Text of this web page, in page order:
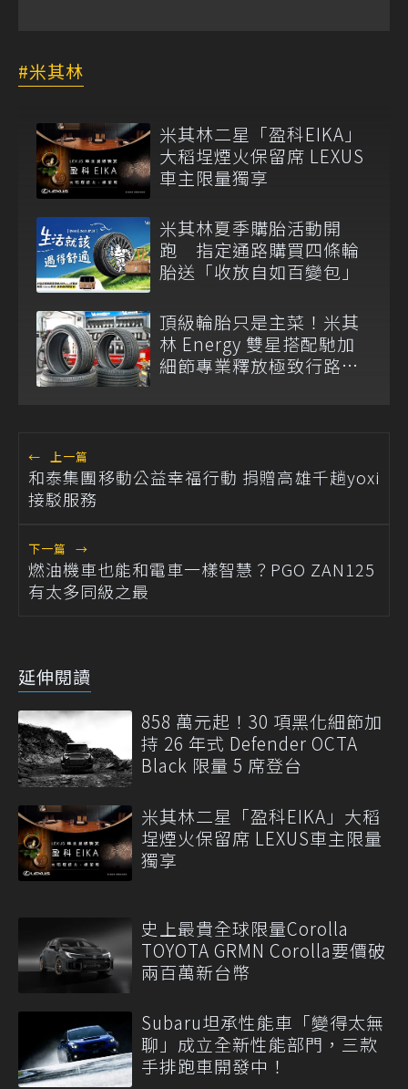
米其林
米其林二星「盈科EIKA」
大稻埕煙火保留席 LEXUS
車主限量獨享
米其林夏季購胎活動開
跑 指定通路購買四條輪
胎送「收放自如百變包」
頂級輪胎只是主菜！米其
林 Energy 雙星搭配馳加
細節專業釋放極致行路質
← 上一篇
和泰集團移動公益幸福行動 捐贈高雄千趟yoxi
接駁服務
下一篇 →
燃油機車也能和電車一樣智慧？PGO ZAN125
有太多同級之最
延伸閱讀
858 萬元起！30 項黑化細節加
持 26 年式 Defender OCTA
Black 限量 5 席登台
米其林二星「盈科EIKA」大稻
埕煙火保留席 LEXUS車主限量
獨享
史上最貴全球限量Corolla
TOYOTA GRMN Corolla要價破
兩百萬新台幣
Subaru坦承性能車「變得太無
聊」成立全新性能部門，三款
手排跑車開發中！